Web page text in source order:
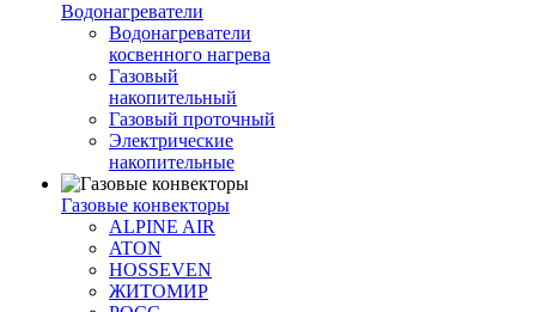
Водонагреватели
Водонагреватели
косвенного нагрева
Газовый
накопительный
Газовый проточный
Электрические
накопительные
Газовые конвекторы
ALPINE AIR
ATON
HOSSEVEN
ЖИТОМИР